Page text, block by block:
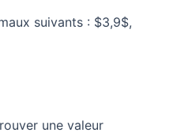
suivants : $3,9$,
une valeur